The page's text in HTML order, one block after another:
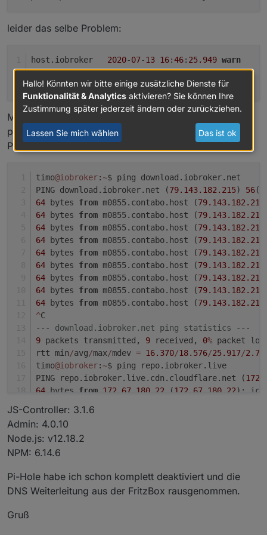
leider das selbe Problem:
2020-07-13 16:46: 25.949 warn
host.iobroker 2020-07-13 16:46:25.948 warn
host.iobroker 2020-07-13 16:46:15.380
Mein Iobroker ist frisch installiert und läuft unter
proxmox auf debain.
Per SSH verbunden sind beide URLs erreichbar:
timo@iobroker:~$ ping download.iobroker.net
PING download.iobroker.net (79.143.182 .215) 56(
64 bytes from m0855.contabo.host (79.143.182 .215
64 bytes from m0855.contabo.host (79.143.182 .215
64 bytes from m0855.contabo.host (79.143.182 .215
64 bytes from m0855.contabo.host (79.143.182 .215
64 bytes from m0855.contabo.host (79.143.182 .215
64 bytes from m0855.contabo.host (79.143.182 .215
64 bytes from m0855.contabo.host (79.143.182 .215
64 bytes from m0855.contabo.host (79.143.182 .215
64 bytes from m0855.contabo.host (79.143.182 .215
^C
--- download.iobroker.net ping statistics ---
9 packets transmitted, 9 received, 0% packet
rtt min/avg/max/mdev = 16.370/18.576/25.917/
timo@iobroker:~$ ping repo.iobroker.live
PING repo.iobroker.live.cdn.cloudflare.net (
64 bytes from 172.67 .180 .22 (172.67 .180 .22):
64 bytes from
64 bytes
64 bytes from
64 bytes
64 bytes from 172.67.180.22 (172.67.180.22):
64 bytes from 172.67.180.22 (172.67.180.22):
JS-Controller: 3.1.6
Admin: 4.0.10
Node.js: v12.18.2
NPM: 6.14.6
Pi-Hole habe ich schon komplett deaktiviert und die
DNS Weiterleitung aus der FritzBox rausgenommen.
Gruß
Hallo! Könnten wir bitte einige zusätzliche Dienste für
Funktionalität & Analytics aktivieren? Sie können Ihre
Zustimmung später jederzeit ändern oder zurückziehen.
Lassen Sie mich wählen Das ist ok